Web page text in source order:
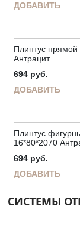
ДОБАВИТЬ
Плинтус прямой
Антрацит
694 руб.
ДОБАВИТЬ
Плинтус
16*80*2070
694 руб.
ДОБАВИТЬ
СИСТЕМЫ